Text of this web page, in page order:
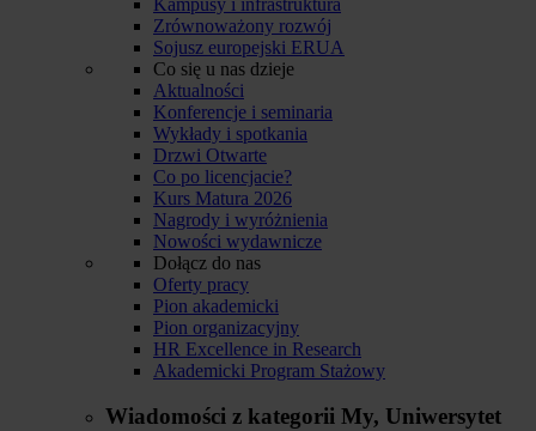
Zrównoważony rozwój
Sojusz europejski ERUA
Co się u nas dzieje
Aktualności
Konferencje i seminaria
Wykłady i spotkania
Drzwi Otwarte
Co po licencjacie?
Kurs Matura 2026
Nagrody i wyróżnienia
Nowości wydawnicze
Dołącz do nas
Oferty pracy
Pion akademicki
Pion organizacyjny
HR Excellence in Research
Akademicki Program Stażowy
Wiadomości z kategorii My, Uniwersytet